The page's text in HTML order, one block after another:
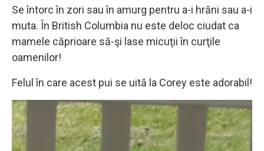
Se întorc în zori sau în amurg pentru a-i hrăni sau a-i
muta. În British Columbia nu este deloc ciudat ca
mamele căprioare să-şi lase micuţii în curţile
oamenilor!
Felul în care acest pui se uită la Corey este adorabil!